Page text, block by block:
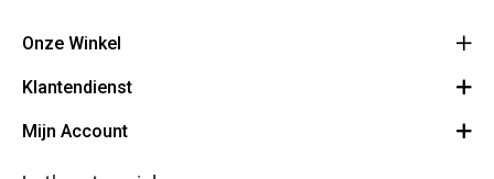
Onze Winkel
The Vault
+32 9 278 98 27
Klantendienst
Over Ons
Mijn Account
Inloggen / Registreren